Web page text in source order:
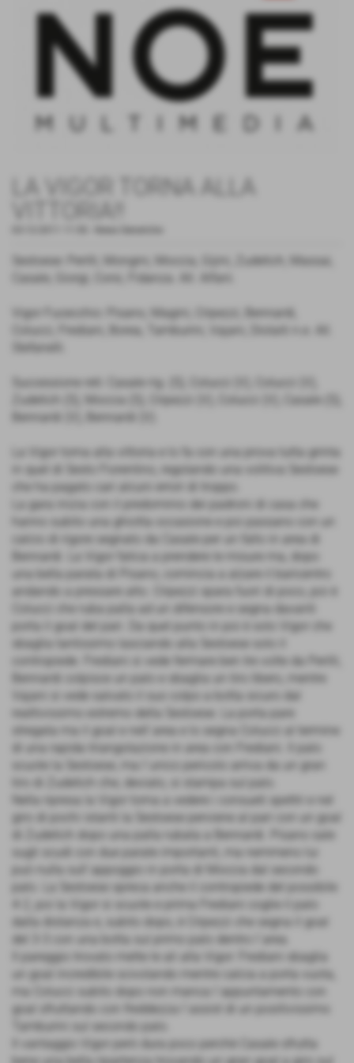
LA VIGOR TORNA ALLA
Sestoese: Perilli, Mongini, Moccia, Gijini, Zudetich, Massai,
Casale, Giorgi, Corsi, Fidanza. All. Alfani.
Vigor Fucecchio: Pisano, Magini, Cripezzi, Bennardi,
Colucci, Frediani, Borea, Tamburini, Vajani, Diolaiti n.e. All.
Stefanelli.
Successione reti: Casale rig. (S), Colucci (V), Colucci (V),
Zudetich (S), Moccia (S), Cripezzi (V), Colucci (V), Casale (S),
Bennardi (V), Bennardi (V).
La Vigor torna alla vittoria e lo fa con una prova tutta grinta
in quel di Sesto Fiorentino, regolando una volitiva Sestoese
che ha pagato cari alcuni errori di troppo.
La gara inizia con il predominio dei padroni di casa che
hanno subito una ghiotta occasione e poi passano con un
calcio di rigore segnato da Casale per un fallo in area di
Bennardi. La Vigor fatica a prendere le misure ma, dopo
una bella parata di Pisano, comincia a alzare il baricentro
andando a pressare alto. Cripezzi spara fuori di poco, poi è
Colucci che ruba palla ad un difensore e segna davanti
porta il goal del pari. Da quel punto in poi è solo Vigor che
sbaglia tantissimo lasciando alla Sestoese solo il
contropiede. Frediani si vede fermare ben tre volte da Perilli,
Bennardi colpisce un palo e sbaglia un tiro libero, mentre
Vajani si vede salvato il suo colpo a botta sicuro dal
reattivissimo estremo della Sestoese. La porta pare
stregata ma il goal e nell´area e lo segna Colucci al termine
di una rapida triangolazione in area con Frediani. Il palo
scuote la Sestoese, ma l´unico pericolo arriva da un gran
tiro di Zudetich che, deviato, si stampa sul palo.
Nella ripresa la Vigor torna a vedere i consueti spettri e nel
giro di pochi istanti la Sestoese perviene al pari con un goal
di Zudetich dopo una palla rubata a Bennardi. Pisano sale
sugli scudi con due parate importanti, ma nemmeno lui
può nulla sull´appoggio in porta di Moccia dal secondo
palo. La Sestoese spreca anche il contropiede del possibile
4-2, poi la Vigor si scuote e prima Frediani coglie il palo
dalla distanza e, subito dopo, è Cripezzi che segna il goal
del 3-3 con una botta sul primo palo dentro l´area.
Il pareggio trovato mette le ali alla Vigor: Frediani sbaglia
un goal incredibile scivolando mentre calcia a porta vuota,
ma Colucci subito dopo non manca l´appuntamento con
goal sfruttando con freddezza l´assist di un positivissimo
Tamburini sul secondo palo.
Il vantaggio Vigor però dura poco perchè Casale sfrutta